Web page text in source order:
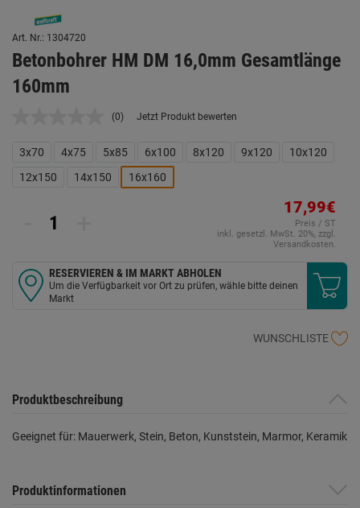
Art. Nr.: 1304720
Betonbohrer HM DM 16,0mm Gesamtlänge
160mm
Kein
Link
auf
derselben
Seite.
(0) Jetzt Produkt bewerten
3x70 4x75 5x85 6x100 8x120 9x120
10x120
12x150
14x150 16x160
17,99€
Preis / ST
inkl. gesetzl. MwSt. 20%, zzgl.
Versandkosten.
RESERVIEREN & IM MARKT ABHOLEN
Um die Verfügbarkeit vor Ort zu prüfen, wähle bitte deinen
Markt
WUNSCHLISTE
Produktbeschreibung
Geeignet für: Mauerwerk, Stein, Beton, Kunststein, Marmor, Keramik
Produktinformationen